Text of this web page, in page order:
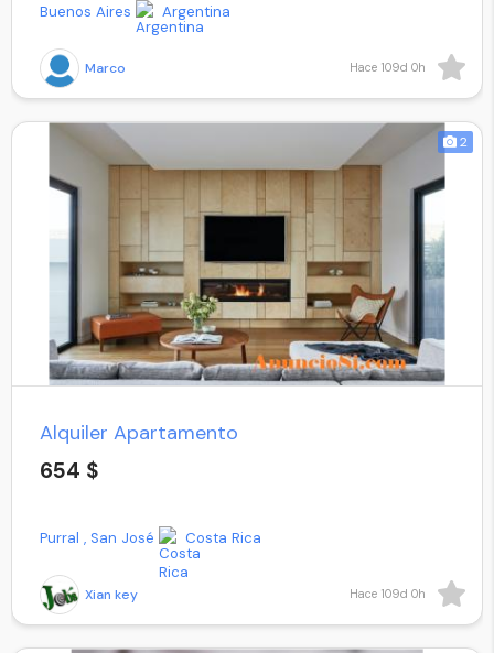
Marco
Buenos Aires Argentina
Hace 109d 0h
2
Alquiler Apartamento
654 $
Xian key
Purral , San José Costa Rica
Hace 109d 0h